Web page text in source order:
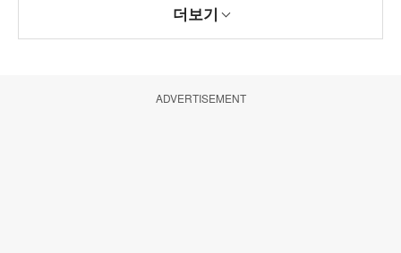
더보기
ADVERTISEMENT